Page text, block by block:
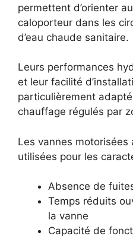
permettent d’orienter
caloporteur dans les
d’eau chaude sanitaire.
Leurs performances
et leur facilité
particulièrement
chauffage régulés par
Les vannes
utilisées pour les
Absence de
Temps réduits
la vanne
Capacité de